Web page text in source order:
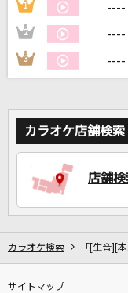
カ
家族
1 ----
2 ----
3 ----
カラオケ店舗検索
店舗検
カラオケ検索 「[生音][
サイトマップ